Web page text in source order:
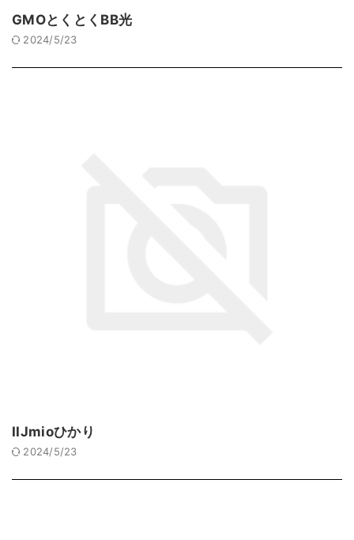
GMOとくとくBB光
2024/5/23
IIJmioひかり
2024/5/23